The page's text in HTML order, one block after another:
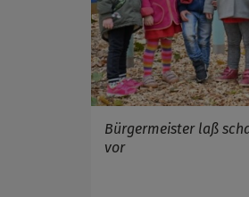
Bürgermeister laß
vor